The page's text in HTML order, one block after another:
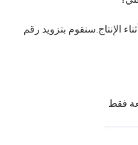
الإنتاج.سنقوم بتزويد رقم